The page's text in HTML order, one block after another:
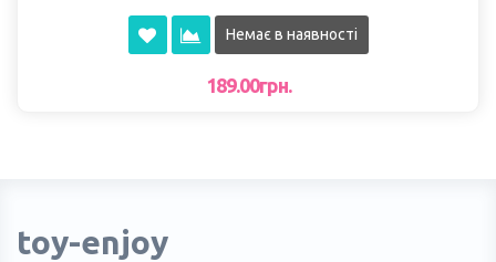
Немає в наявності
189.00грн.
toy-enjoy